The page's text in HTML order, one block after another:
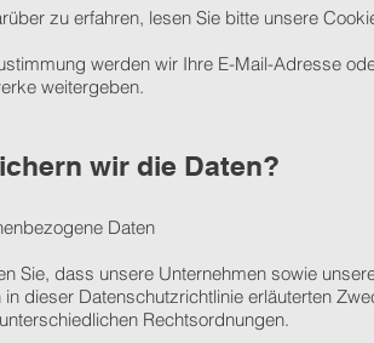
zu erfahren, lesen Sie bitte unsere
werden wir Ihre E-Mail-Adresse
weitergeben.
wir die Daten?
Daten
Sie, dass unsere Unternehmen sowie
in dieser Datenschutzrichtlinie erläuterten
Rechtsordnungen.